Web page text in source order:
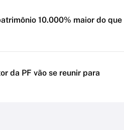
10.000% maior do que
da PF vão se reunir para